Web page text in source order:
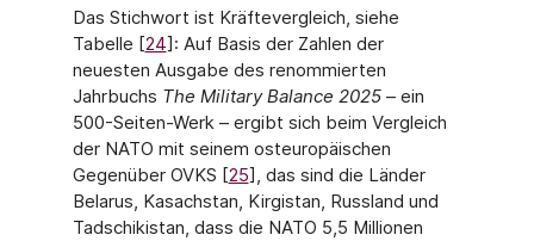
Das Stichwort ist Kräftevergleich, siehe
Tabelle [24]: Auf Basis der Zahlen der
neuesten Ausgabe des renommierten
Jahrbuchs The Military Balance 2025– ein
500-Seiten-Werk – ergibt sich beim Vergleich
der NATO mit seinem osteuropäischen
Gegenüber OVKS [25], das sind die Länder
Belarus, Kasachstan, Kirgistan, Russland und
Tadschikistan, dass die NATO 5,5 Millionen